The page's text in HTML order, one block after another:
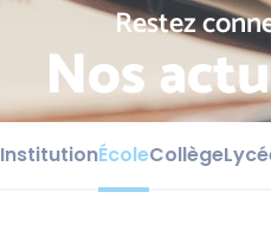
Restez
Nos
InstitutionÉcoleCollège